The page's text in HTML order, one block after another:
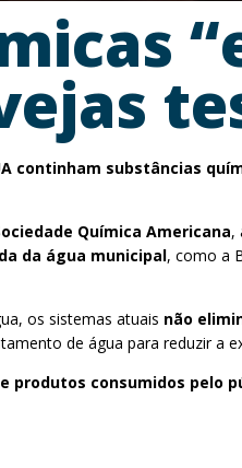
continham substâncias
Química Americana,
da água municipal, como a
os sistemas atuais não
de água para reduzir a
produtos consumidos pelo